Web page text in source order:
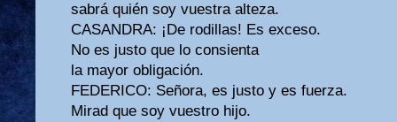
sabrá quién soy vuestra alteza.
CASANDRA: ¡De rodillas! Es exceso.
No es justo que lo consienta
la mayor obligación.
FEDERICO: Señora, es justo y es fuerza.
Mirad que soy vuestro hijo.